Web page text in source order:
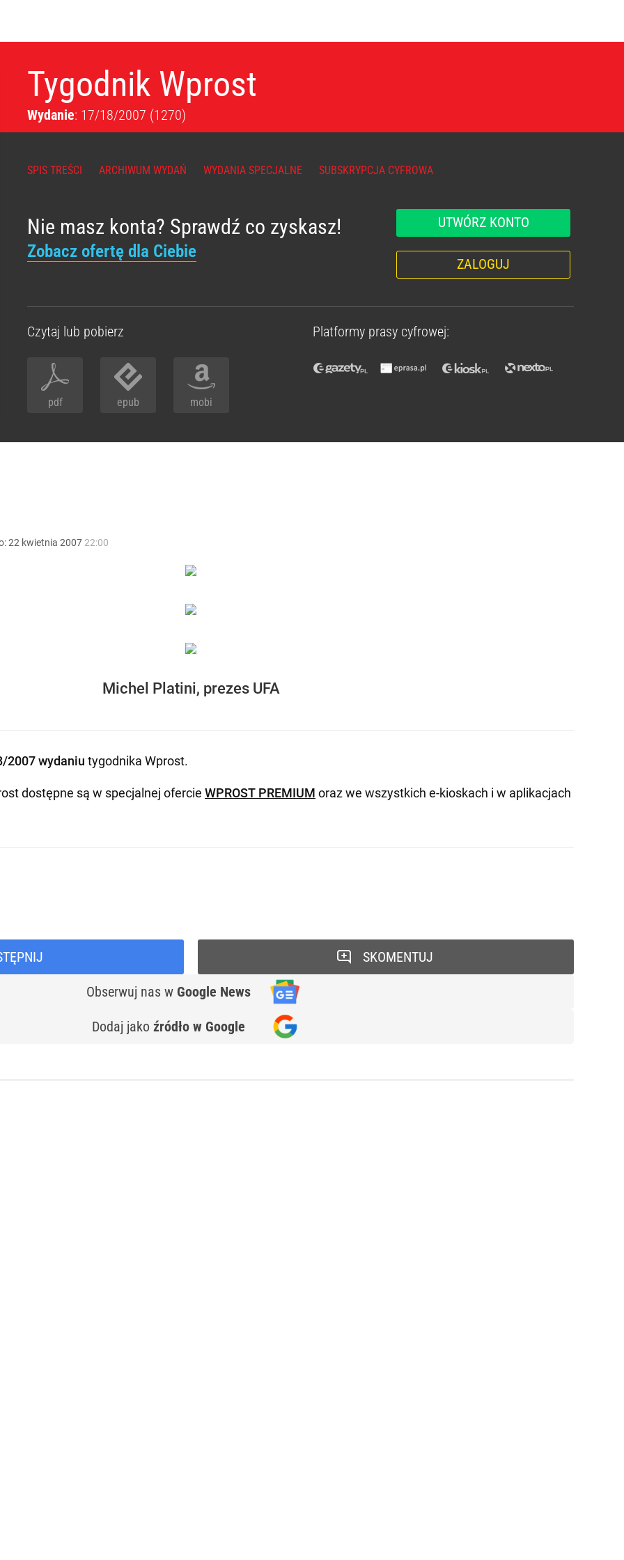
Tygodnik Wprost
Wydanie: 17/18/2007 (1270)
SPIS TREŚCI ARCHIWUM WYDAŃ WYDANIA SPECJALNE SUBSKRYPCJA CYFROWA
Nie masz konta? Sprawdź co zyskasz!
Zobacz ofertę dla Ciebie
UTWÓRZ KONTO
ZALOGUJ
Czytaj lub pobierz
pdf epub mobi
Platformy prasy cyfrowej:
22 kwietnia 2007 22:00
Michel Platini, prezes UFA
2007 wydaniu tygodnika Wprost.
dostępne są w specjalnej ofercie WPROST PREMIUM oraz we wszystkich e-kioskach i w aplikacjach
Obserwuj nas w Google News
Dodaj jako źródło w Google
SKOMENTUJ